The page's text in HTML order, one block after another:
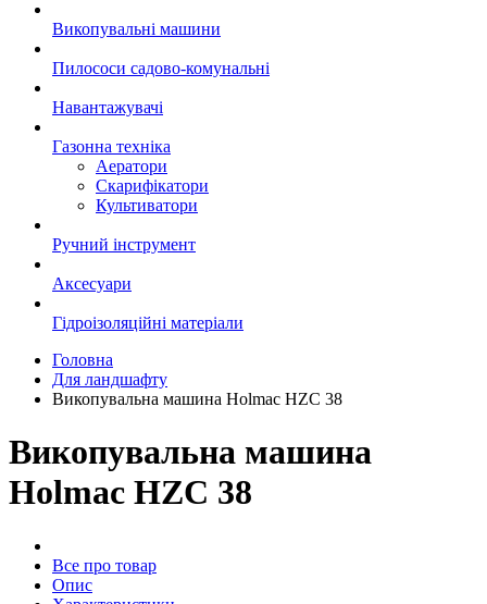
Викопувальні машини
Пилососи садово-комунальні
Навантажувачі
Газонна техніка
Аератори
Скарифікатори
Культиватори
Ручний інструмент
Аксесуари
Гідроізоляційні матеріали
Головна
Для ландшафту
Викопувальна машина Holmac HZC 38
Викопувальна машина
Holmac HZC 38
Все про товар
Опис